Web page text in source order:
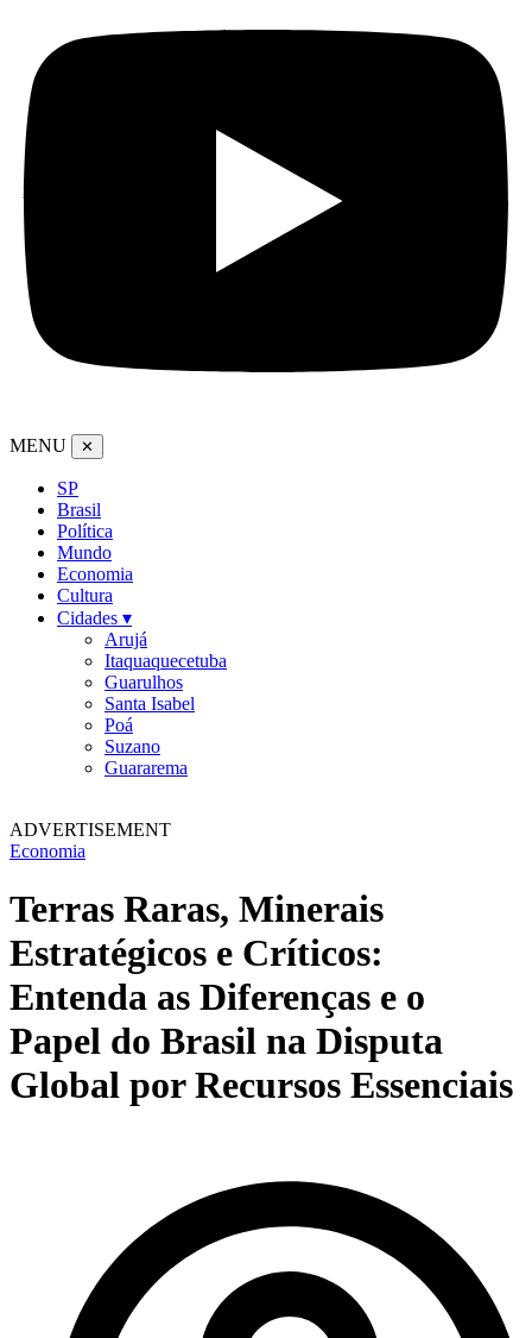
MENU ✕
SP
Brasil
Política
Mundo
Economia
Cultura
Cidades ▾
Arujá
Itaquaquecetuba
Guarulhos
Santa Isabel
Poá
Suzano
Guararema
ADVERTISEMENT
Economia
Terras Raras, Minerais
Estratégicos e Críticos:
Entenda as Diferenças e o
Papel do Brasil na Disputa
Global por Recursos Essenciais